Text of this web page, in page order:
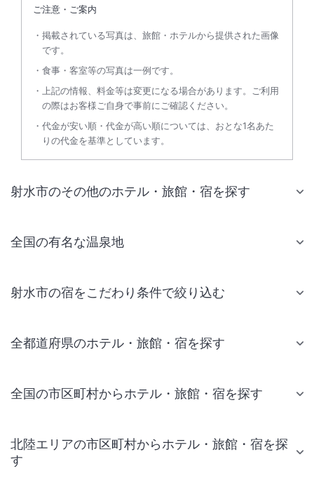
ご注意・ご案内
掲載されている写真は、旅館・ホテルから提供された画像
です。
食事・客室等の写真は一例です。
上記の情報、料金等は変更になる場合があります。ご利用
の際はお客様ご自身で事前にご確認ください。
代金が安い順・代金が高い順については、おとな1名あた
りの代金を基準としています。
射水市のその他のホテル・旅館・宿を探す
全国の有名な温泉地
射水市の宿をこだわり条件で絞り込む
全都道府県のホテル・旅館・宿を探す
全国の市区町村からホテル・旅館・宿を探す
北陸エリアの市区町村からホテル・旅館・宿を探
す